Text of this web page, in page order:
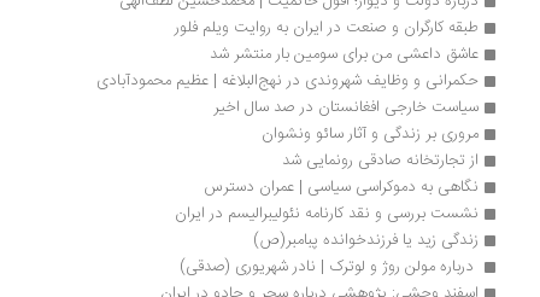
طبقه کارگران و صنعت در ایران به روایت ویلم فلور
عاشق داعشی من برای سومین بار منتشر شد
حکمرانی و وظایف شهروندی در نهج‌البلاغه | عظیم محمودآبادی
سیاست خارجی افغانستان در صد سال اخیر
مروری بر زندگی و آثار سائو ونشوان
از تجارتخانه صادقی رونمایی شد
نگاهی به دموکراسی سیاسی | عمران دسترس
نشست بررسی و نقد کارنامه نئولیبرالیسم در ایران
زندگی زید یا فرزندخوانده پبامبر(ص)
درباره مولن روژ و لوترک | نادر شهریوری (صدقی)